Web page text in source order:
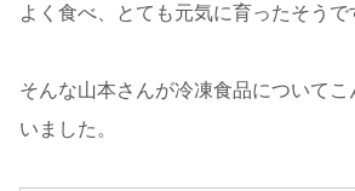
よく食べ、とても元気に育ったそうで
そんな山本さんが冷凍食品について
いました。